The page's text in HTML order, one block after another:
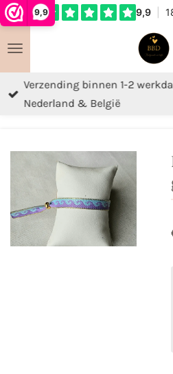
9,9
Ga
naar
de
hoofdinhoud
Verzending binnen 1-2
Nederland & België